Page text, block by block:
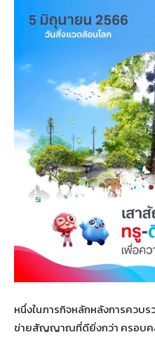
หนึ่งในภารกิจหลักหลังการควบ
ข่ายสัญญาณที่ดียิ่งกว่า ครอบค